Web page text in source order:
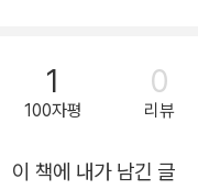
이렇게 말했다》
써 신의 사망에서 지상의
인 생의 최고 형식을 보임
《선악의 피안》(1886) 《
1
100자평
0
리뷰
이 책에 내가 남긴 글